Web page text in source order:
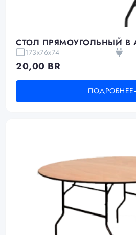
CТОЛ ПРЯМОУГОЛЬНЫЙ В
173х76х74
20,00 BR
ПОДРОБНЕЕ